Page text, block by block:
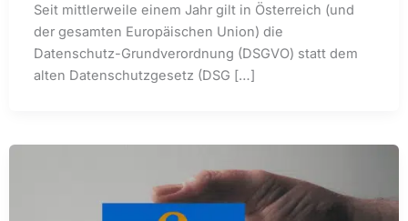
Seit mittlerweile einem Jahr gilt in Österreich (und
der gesamten Europäischen Union) die
Datenschutz-Grundverordnung (DSGVO) statt dem
alten Datenschutzgesetz (DSG […]